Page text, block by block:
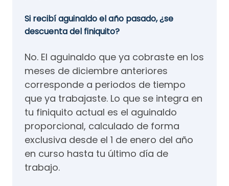
Si recibí aguinaldo el año pasado, ¿se
descuenta del finiquito?
No. El aguinaldo que ya cobraste en los
meses de diciembre anteriores
corresponde a periodos de tiempo
que ya trabajaste. Lo que se integra en
tu finiquito actual es el aguinaldo
proporcional, calculado de forma
exclusiva desde el 1 de enero del año
en curso hasta tu último día de
trabajo.